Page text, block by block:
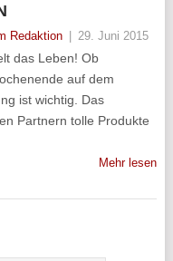
Redaktion 29. Juni 2015
das Leben! Ob
auf dem
ist wichtig. Das
Partnern tolle Produkte
Mehr lesen